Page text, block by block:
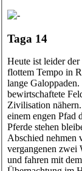
Taga 14
Heute ist leider
flottem Tempo in
lange
bewirtschaftete
Zivilisation
einem engen Pfad
Pferde stehen
Abschied nehmen
vergangenen zwei
und fahren mit